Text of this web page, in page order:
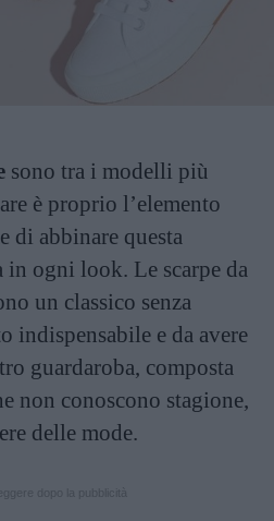
sono tra i modelli più
è proprio l’elemento
di abbinare questa
ogni look. Le scarpe da
un classico senza
indispensabile e da avere
guardaroba, composta
non conoscono stagione,
delle mode.